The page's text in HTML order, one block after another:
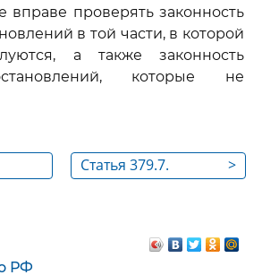
РФ
вправе проверять законность
в той части, в которой
а также законность
которые не
>
Статья 379.7.
изменения